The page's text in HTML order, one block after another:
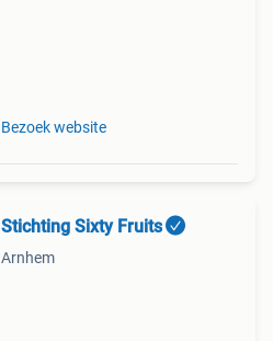
Bezoek website
Stichting Sixty Fruits
Arnhem